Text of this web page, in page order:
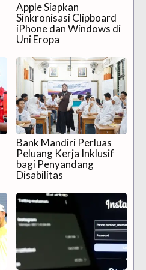
Apple Siapkan
Sinkronisasi Clipboard
iPhone dan Windows di
Uni Eropa
Bank Mandiri Perluas
Peluang Kerja Inklusif
bagi Penyandang
Disabilitas